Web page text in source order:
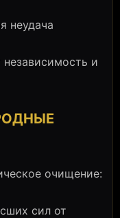
неудача
и
очищение:
сил от